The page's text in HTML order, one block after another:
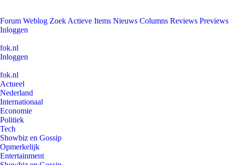
Forum Weblog Zoek Actieve Items Nieuws Columns Reviews Previews
Inloggen
fok.nl
Inloggen
fok.nl
Actueel
Nederland
Internationaal
Economie
Politiek
Tech
Showbiz en Gossip
Opmerkelijk
Entertainment